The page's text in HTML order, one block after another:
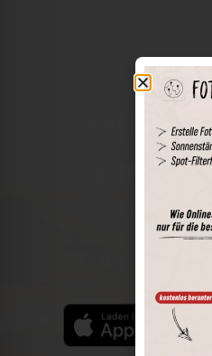
Die Welt der
Sonnenstände am Spot
Finde die besten
App für iOS und Android